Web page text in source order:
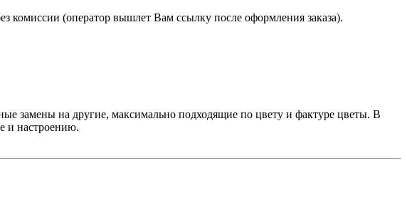
комиссии (оператор вышлет Вам ссылку после оформления заказа).
замены на другие, максимально подходящие по цвету и фактуре цветы. В
и настроению.